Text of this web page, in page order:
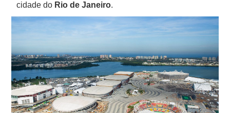
cidade do Rio de Janeiro.